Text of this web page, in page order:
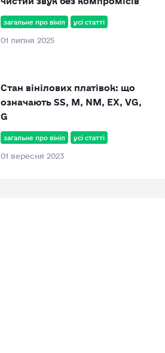
загальне про вініл усі статті
01 липня 2025
загальне про вініл усі статті
01 вересня 2023
Стан вінілових платівок: що
означають SS, M, NM, EX, VG,
G